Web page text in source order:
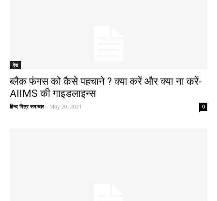
देश
ब्लैक फंगस को कैसे पहचाने ? क्या करें और क्या ना करें-
AIIMS की गाइडलाइन्स
हिन्द मित्र समाचार - May 20, 2021 0